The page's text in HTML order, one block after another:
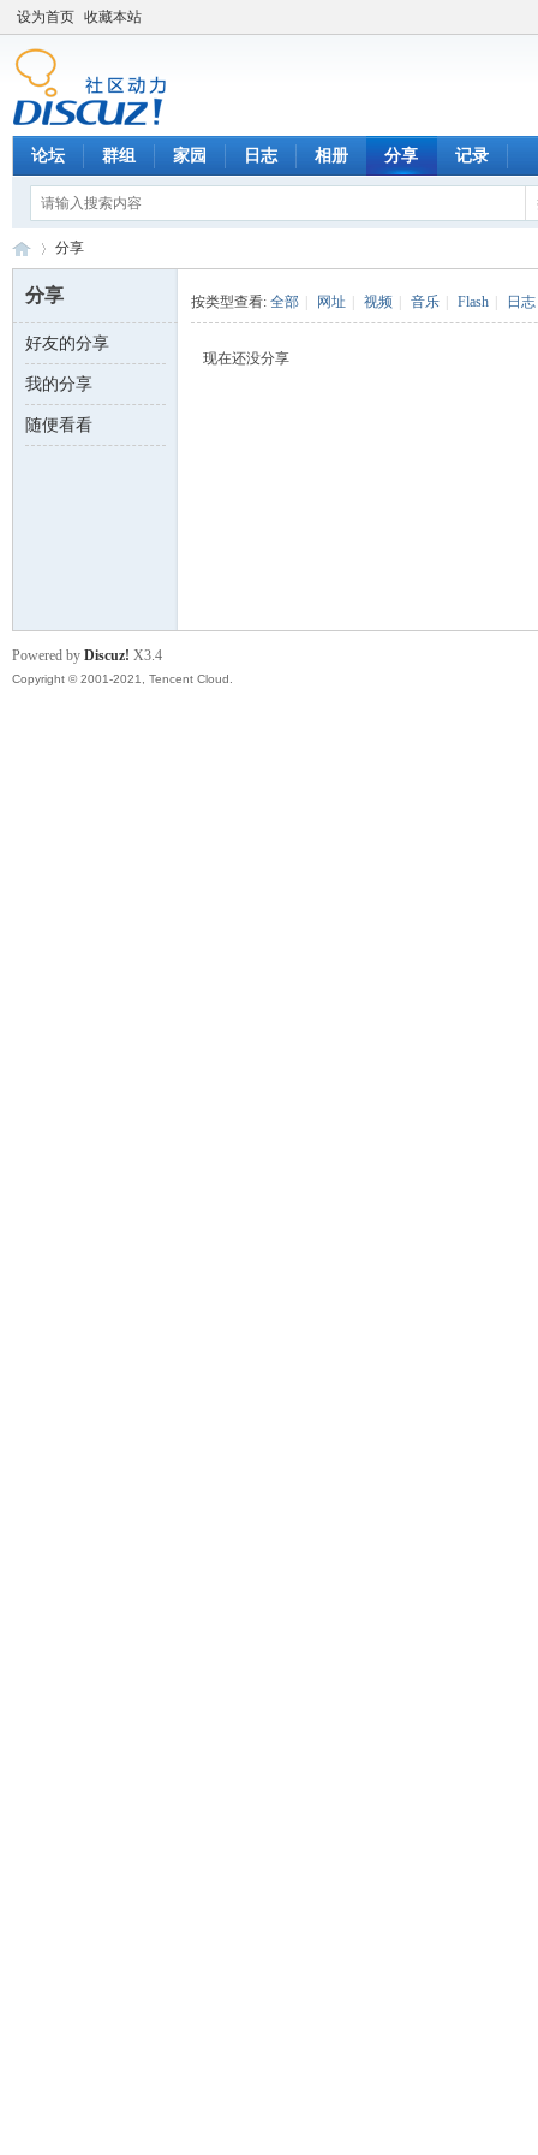
设为首页 收藏本站
论坛 群组 家园 日志 相册 分享 记录
数 ›
分享
分享
好友的分享
我的分享
随便看看
按类型查看: 全部 网址 视频 音乐 Flash 日志
现在还没分享
Powered by Discuz! X3.4
Copyright © 2001-2021, Tencent Cloud.